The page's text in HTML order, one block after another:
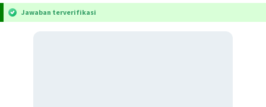
Jawaban terverifikasi